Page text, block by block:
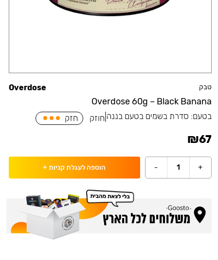
טבק
Overdose 60g – Black Banana
Overdose
בטעם: סדרת בשמים בטעם בננה חוזק חזק
₪67
+
1
- הוספה לעגלת קניות +